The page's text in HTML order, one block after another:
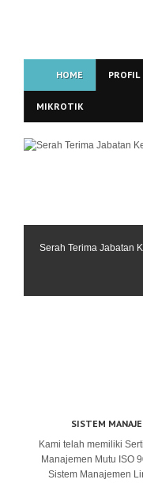
HOME PROFIL
MIKROTIK
Serah Terima Jabatan
SISTEM
Kami telah memiliki
Manajemen Mutu ISO
Sistem Manajemen